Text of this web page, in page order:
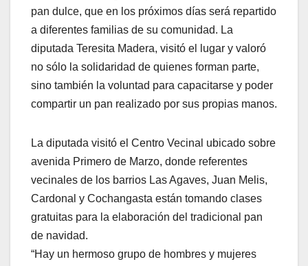
pan dulce, que en los próximos días será repartido
a diferentes familias de su comunidad. La
diputada Teresita Madera, visitó el lugar y valoró
no sólo la solidaridad de quienes forman parte,
sino también la voluntad para capacitarse y poder
compartir un pan realizado por sus propias manos.
La diputada visitó el Centro Vecinal ubicado sobre
avenida Primero de Marzo, donde referentes
vecinales de los barrios Las Agaves, Juan Melis,
Cardonal y Cochangasta están tomando clases
gratuitas para la elaboración del tradicional pan
de navidad.
“Hay un hermoso grupo de hombres y mujeres